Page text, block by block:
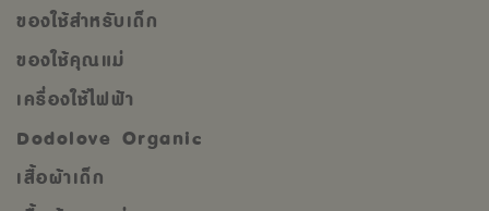
ของใช้สำหรับเด็ก
ของใช้คุณแม่
เครื่องใช้ไฟฟ้า
Dodolove Organic
เสื้อผ้าเด็ก